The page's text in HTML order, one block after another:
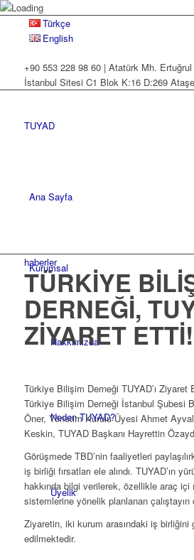
Türkçe
English
+90 553 228 98 60 | Atatürk Mh.
İstanbul Sitesi C1 Blok K:16 D:269
TUYAD
Ana Sayfa
Kurumsal
Hakkımızda
Neden TUYAD?
Üyelik
haberler
TÜRKİYE
DERNEĞİ,
ZİYARET ETTİ!
Türkiye Bilişim Derneği TUYAD’ı Ziyaret
Türkiye Bilişim Derneği İstanbul Şubesi
Öner, Yönetim Kurulu Üyesi Ahmet
Keskin, TUYAD Başkanı Hayrettin
Görüşmede TBD’nin faaliyetleri
iş birliği fırsatları ele alındı. TUYAD’ın
hakkında bilgi verilerek, özellikle araç
sistemlerine yönelik planlanan çalıştayın
Ziyaretin, iki kurum arasındaki iş birliğini
edilmektedir.